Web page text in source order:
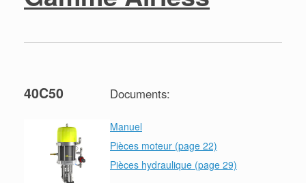
40C50 Documents:
Manuel
Pièces moteur (page 22)
Pièces hydraulique (page 29)